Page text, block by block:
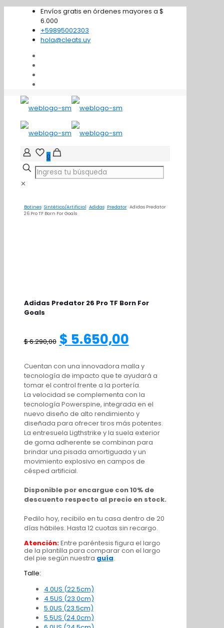
Envíos gratis en órdenes mayores a $
6.000
+59895002303
hola@cleats.uy
0
✕
Botines> Sintético/Artificial Adidas> Predator> Adidas Predator
26 Pro TF Born For Goals
Adidas Predator 26 Pro TF Born For
Goals
$6.290,00 El
precio
original
era:
$ 6.290,00.
$ 5.650,00El
precio
actual
es:
$ 5.650,00.
Cuentan con una innovadora malla y
tecnología de impacto que te ayudará a
tomar el control frente a la portería.
La velocidad se complementa con la
tecnología Powerspine, integrada en el
nuevo diseño de alto rendimiento y
diseñada para ofrecer tiros más potentes.
La entresuela Ligthstrike y la suela exterior
de goma adherente se combinan para
brindar una pisada amortiguada y un
movimiento explosivo en campos de
césped artificial.
Disponible por encargue con 10% de
descuento respecto al precio en stock.
Pedilo hoy, recibilo en tu casa dentro de 20
días hábiles. Hasta 12 cuotas sin recargo.
Atención:Entre paréntesis figura el largo
de la plantilla para comparar con el largo
del pie según nuestra guía.
Talle:
4.0US (22.5cm)
4.5US (23.0cm)
5.0US (23.5cm)
5.5US (24.0cm)